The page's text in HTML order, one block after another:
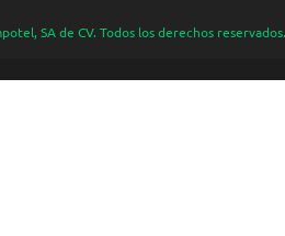
SA de CV. Todos los derechos reservados.